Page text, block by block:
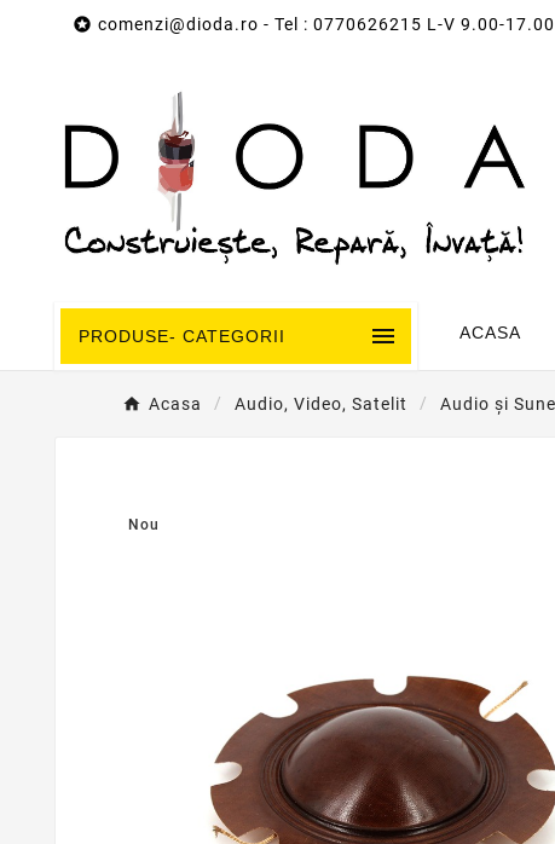
 comenzi@dioda.ro - Tel : 0770626215 L-V 9.00-17.00
PRODUSE- CATEGORII  ACASA
Acasa Audio, Video, Satelit Audio și
Nou